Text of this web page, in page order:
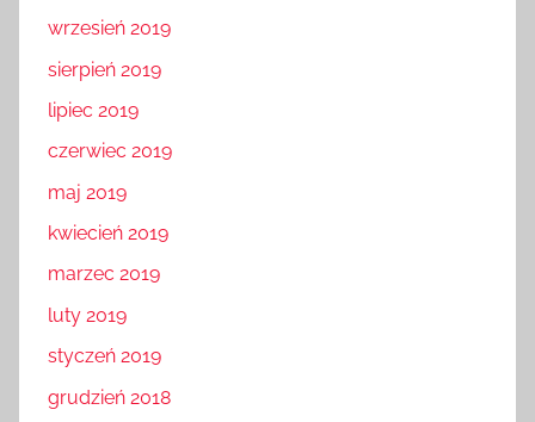
wrzesień 2019
sierpień 2019
lipiec 2019
czerwiec 2019
maj 2019
kwiecień 2019
marzec 2019
luty 2019
styczeń 2019
grudzień 2018